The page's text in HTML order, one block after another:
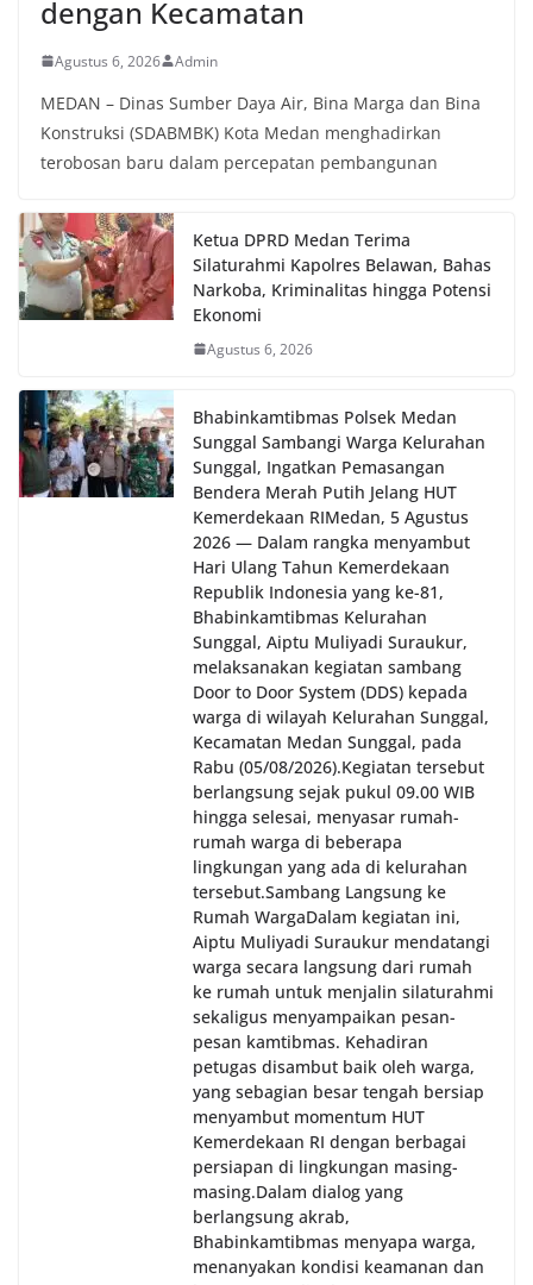
dan kondusif hingga puncak perayaan HUT
Polri dengan Masyarakat‎Kegiatan sambang Door
to Door System ini merupakan salah satu bentuk
implementasi program Polri Presisi yang
mengedepankan kehadiran dan kedekatan
personel Kepolisian dengan masyarakat. Melalui
hanya berperan sebagai penyampai informasi
dan imbauan, tetapi juga sebagai mitra
masyarakat dalam menjaga keamanan lingkungan
secara bersama-sama.‎‎Kehadiran
Bhabinkamtibmas di tengah-tengah warga
hubungan kemitraan antara Polri dan
kolektif warga akan pentingnya menjaga
keamanan, ketertiban, dan kekompakan
lingkungan, khususnya dalam menyambut
momentum bersejarah HUT Kemerdekaan
Republik Indonesia.‎Kegiatan sambang ini
rencananya akan terus dilaksanakan secara rutin
oleh Bhabinkamtibmas di wilayah Kelurahan
Sunggal sebagai bagian dari upaya menciptakan
situasi Kamtibmas yang aman dan kondusif,
sekaligus menumbuhkan semangat nasionalisme
warga dalam menyambut Hari Kemerdekaan RI.
dengan Kecamatan
Agustus 6, 2026 Admin
MEDAN – Dinas Sumber Daya Air, Bina Marga dan Bina
Konstruksi (SDABMBK) Kota Medan menghadirkan
terobosan baru dalam percepatan pembangunan
Ketua DPRD Medan Terima
Silaturahmi Kapolres Belawan, Bahas
Narkoba, Kriminalitas hingga Potensi
Ekonomi
Agustus 6, 2026
Bhabinkamtibmas Polsek Medan
Sunggal Sambangi Warga Kelurahan
Sunggal, Ingatkan Pemasangan
Bendera Merah Putih Jelang HUT
Kemerdekaan RI‎‎Medan, 5 Agustus
2026 — Dalam rangka menyambut
Hari Ulang Tahun Kemerdekaan
Republik Indonesia yang ke-81,
Bhabinkamtibmas Kelurahan
Sunggal, Aiptu Muliyadi Suraukur,
melaksanakan kegiatan sambang
Door to Door System (DDS) kepada
warga di wilayah Kelurahan Sunggal,
Kecamatan Medan Sunggal, pada
Rabu (05/08/2026).‎‎Kegiatan tersebut
berlangsung sejak pukul 09.00 WIB
hingga selesai, menyasar rumah-
rumah warga di beberapa
lingkungan yang ada di kelurahan
tersebut.‎Sambang Langsung ke
Rumah Warga‎Dalam kegiatan ini,
Aiptu Muliyadi Suraukur mendatangi
warga secara langsung dari rumah
ke rumah untuk menjalin silaturahmi
sekaligus menyampaikan pesan-
pesan kamtibmas. Kehadiran
petugas disambut baik oleh warga,
yang sebagian besar tengah bersiap
menyambut momentum HUT
Kemerdekaan RI dengan berbagai
persiapan di lingkungan masing-
masing.‎Dalam dialog yang
berlangsung akrab,
Bhabinkamtibmas menyapa warga,
menanyakan kondisi keamanan dan